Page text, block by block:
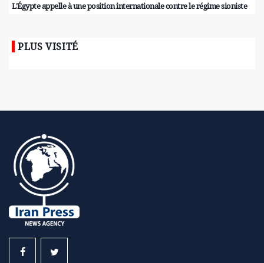
L'Égypte appelle à une position internationale contre le régime sioniste
PLUS VISITÉ